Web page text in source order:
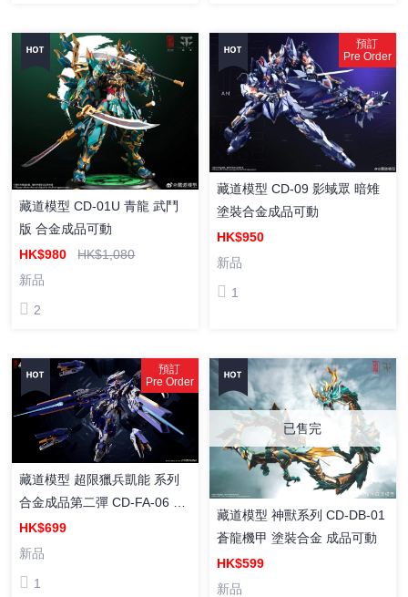
藏道模型 CD-01U 青龍 武鬥
版 合金成品可動
HK$980HK$1,080
新品
2
預訂
Pre Order
藏道模型 CD-09 影蜮眾 暗雉
塗裝合金成品可動
HK$950
新品
1
預訂
Pre Order
藏道模型 超限獵兵凱能 系列
合金成品第二彈 CD-FA-06 先
鋒凱能 合金成品模型
HK$699
新品
1
已售完
藏道模型 神獸系列 CD-DB-01
蒼龍機甲 塗裝合金 成品可動
HK$599
新品